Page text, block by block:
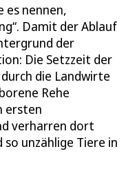
es nennen,
Damit der Ablauf
der
Die Setzzeit der
die Landwirte
Rehe
ersten
verharren dort
unzählige Tiere in